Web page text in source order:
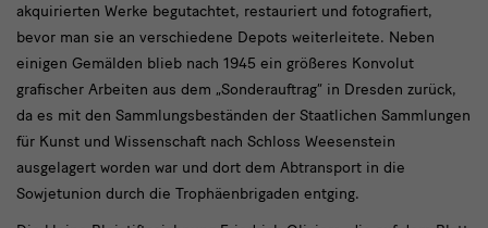
akquirierten Werke begutachtet, restauriert und fotografiert,
bevor man sie an verschiedene Depots weiterleitete. Neben
einigen Gemälden blieb nach 1945 ein größeres Konvolut
grafischer Arbeiten aus dem „Sonderauftrag“ in Dresden zurück,
da es mit den Sammlungsbeständen der Staatlichen Sammlungen
für Kunst und Wissenschaft nach Schloss Weesenstein
ausgelagert worden war und dort dem Abtransport in die
Sowjetunion durch die Trophäenbrigaden entging.